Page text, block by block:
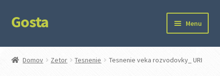
Preskočiť
na
Preskočiť
na
Gosta Menu
Domov
Domov Zetor Tesnenie Tesnenie veka rozvodovky_ URI